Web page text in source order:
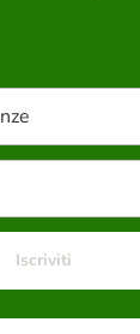
Iscriviti